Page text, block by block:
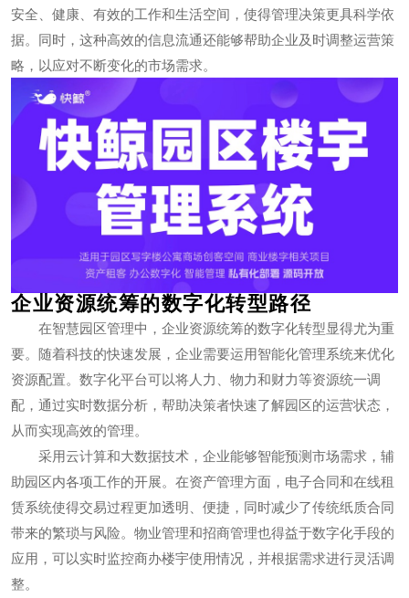
安全、健康、有效的工作和生活空间，使得管理决策更具科学依
据。同时，这种高效的信息流通还能够帮助企业及时调整运营策
略，以应对不断变化的市场需求。
企业资源统筹的数字化转型路径
在智慧园区管理中，企业资源统筹的数字化转型显得尤为重
要。随着科技的快速发展，企业需要运用智能化管理系统来优化
资源配置。数字化平台可以将人力、物力和财力等资源统一调
配，通过实时数据分析，帮助决策者快速了解园区的运营状态，
从而实现高效的管理。
采用云计算和大数据技术，企业能够智能预测市场需求，辅
助园区内各项工作的开展。在资产管理方面，电子合同和在线租
赁系统使得交易过程更加透明、便捷，同时减少了传统纸质合同
带来的繁琐与风险。物业管理和招商管理也得益于数字化手段的
应用，可以实时监控商办楼宇使用情况，并根据需求进行灵活调
整。